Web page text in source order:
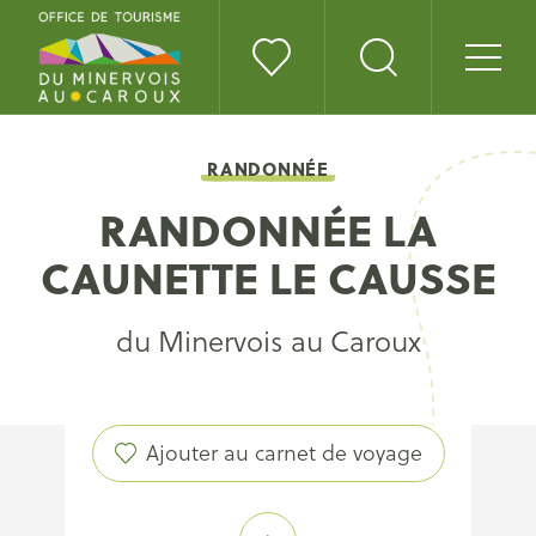
RANDONNÉE
RANDONNÉE LA
CAUNETTE LE CAUSSE
du Minervois au Caroux
Ajouter au carnet de voyage